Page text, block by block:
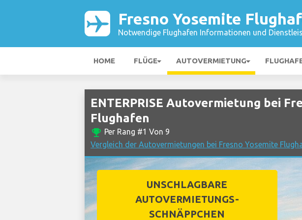
Fresno Yosemite
Notwendige Flughafen Informationen und
HOME FLÜGE AUTOVERMIETUNG
ENTERPRISE Autovermietung bei
Flughafen
emoji_events Per Rang #1 Von 9
Vergleich der Autovermietungen bei Fresno Yosemite
UNSCHLAGBARE
AUTOVERMIETUNGS-
SCHNÄPPCHEN